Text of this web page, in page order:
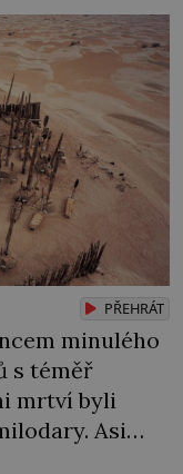
PŘEHRÁT
minulého
s téměř
mrtví byli
Asi